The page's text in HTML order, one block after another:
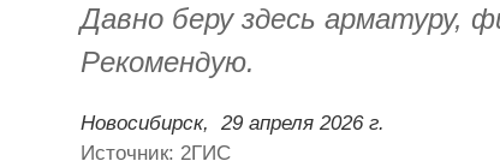
Давно беру здесь арматуру,
Рекомендую.
Новосибирск,
29 апреля 2026 г.
Источник: 2ГИС